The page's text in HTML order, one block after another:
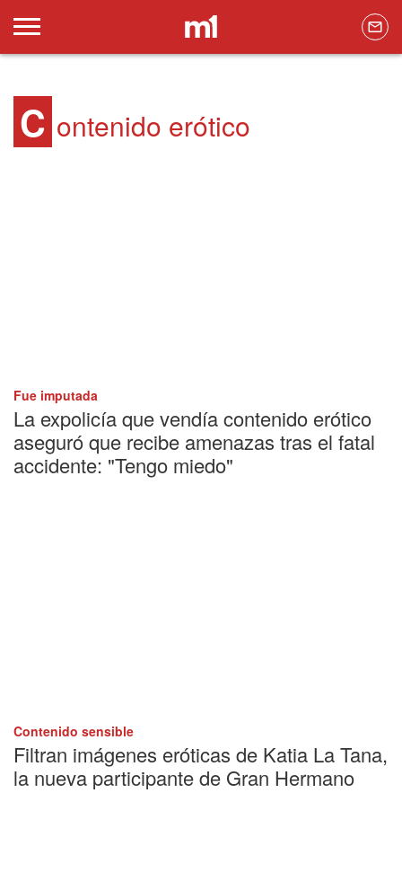
C ontenido erótico
Fue imputada
La expolicía que vendía contenido erótico
aseguró que recibe amenazas tras el fatal
accidente: "Tengo miedo"
Contenido sensible
Filtran imágenes eróticas de Katia La Tana,
la nueva participante de Gran Hermano